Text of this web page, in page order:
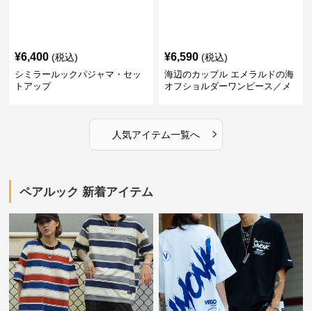
¥6,400 (税込)
シミラールックパジャマ・セッ
トアップ
¥6,590 (税込)
海辺のカップル エメラルドの海
オフショルダーワンピース／メ
人気アイテム一覧へ ›
ペアルック 新着アイテム